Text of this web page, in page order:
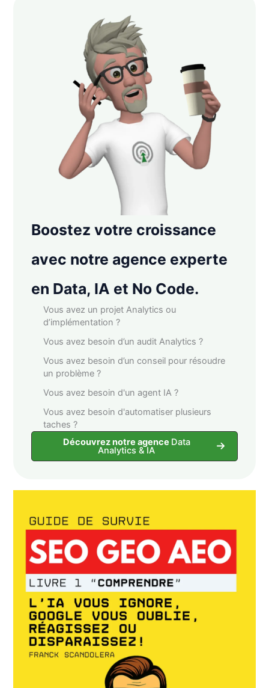
Boostez votre croissance
avec notre agence experte
en Data, IA et No Code.
Vous avez un projet Analytics ou
d’implémentation ?
Vous avez besoin d’un audit Analytics ?
Vous avez besoin d’un conseil pour résoudre
un problème ?
Vous avez besoin d'un agent IA ?
Vous avez besoin d'automatiser plusieurs
taches ?
Découvrez notre agence Data
Analytics & IA